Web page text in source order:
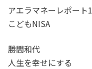
アエラマネーレポート1
こどもNISA
勝間和代
人生を幸せにする